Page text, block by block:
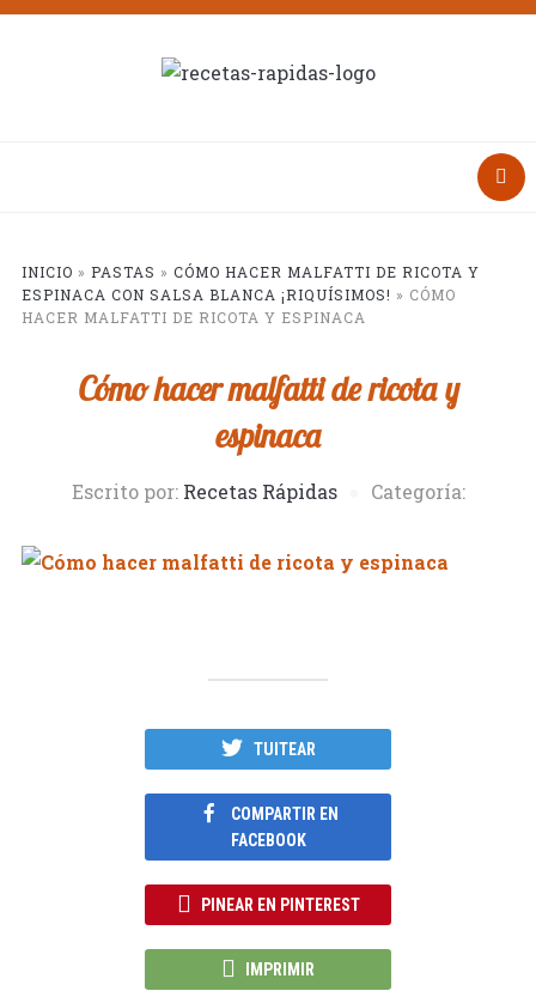
INICIO » PASTAS » CÓMO HACER MALFATTI DE RICOTA Y
ESPINACA CON SALSA BLANCA ¡RIQUÍSIMOS! » CÓMO
HACER MALFATTI DE RICOTA Y ESPINACA
Cómo hacer malfatti de ricota y
espinaca
Escrito por: Recetas Rápidas Categoría:
TUITEAR
COMPARTIR EN
FACEBOOK
PINEAR EN PINTEREST
IMPRIMIR